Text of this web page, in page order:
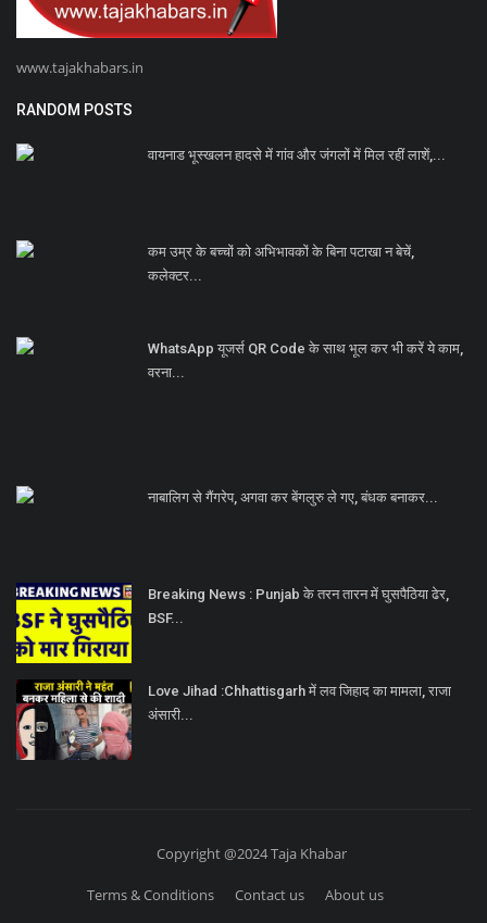
www.tajakhabars.in
RANDOM POSTS
वायनाड भूस्खलन हादसे में गांव और जंगलों में मिल रहीं लाशें,...
कम उम्र के बच्चों को अभिभावकों के बिना पटाखा न बेचें,
कलेक्टर...
WhatsApp यूजर्स QR Code के साथ भूल कर भी करें ये काम,
वरना...
नाबालिग से गैंगरेप, अगवा कर बेंगलुरु ले गए, बंधक बनाकर...
Breaking News : Punjab के तरन तारन में घुसपैठिया ढेर,
BSF...
Love Jihad :Chhattisgarh में लव जिहाद का मामला, राजा
अंसारी...
Copyright @2024 Taja Khabar
Terms & Conditions Contact us About us